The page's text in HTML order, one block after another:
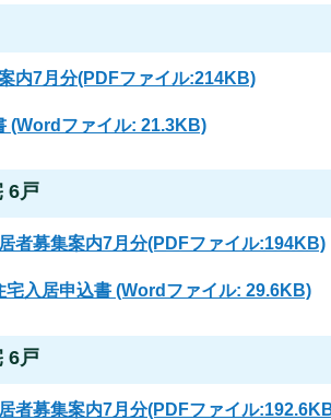
内7月分(PDFファイル:214KB)
(Wordファイル: 21.3KB)
6戸
者募集案内7月分(PDFファイル:194KB)
宅入居申込書 (Wordファイル: 29.6KB)
6戸
者募集案内7月分(PDFファイル